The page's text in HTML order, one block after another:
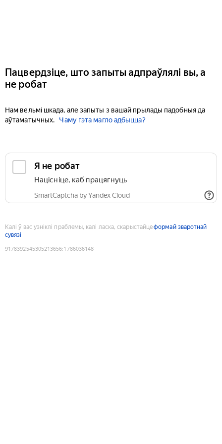
Пацвердзіце, што запыты адпраўлялі вы, а
не робат
Нам вельмі шкада, але запыты з вашай прылады падобныя да
аўтаматычных.
Чаму гэта магло адбыцца?
Я не робат
Націсніце, каб працягнуць
SmartCaptcha by Yandex Cloud
Калі ў вас узніклі праблемы, калі ласка, скарыстайцеформай зваротнай
сувязі
9178392545305213656:1786036148